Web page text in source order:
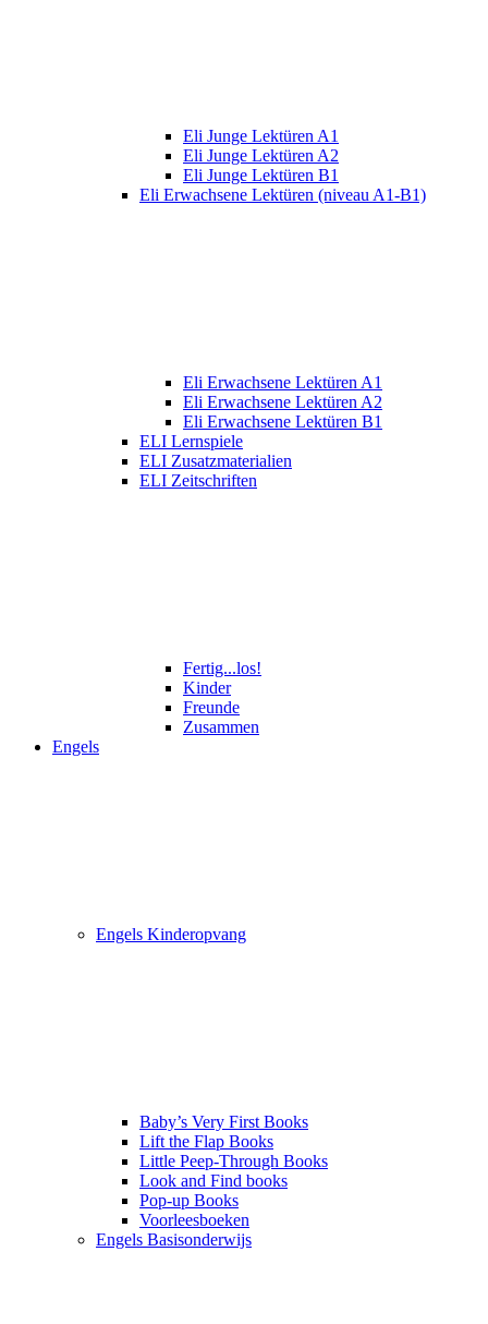
Eli Junge Lektüren A1
Eli Junge Lektüren A2
Eli Junge Lektüren B1
Eli Erwachsene Lektüren (niveau A1-B1)
Eli Erwachsene Lektüren A1
Eli Erwachsene Lektüren A2
Eli Erwachsene Lektüren B1
ELI Lernspiele
ELI Zusatzmaterialien
ELI Zeitschriften
Fertig...los!
Kinder
Freunde
Zusammen
Engels
Engels Kinderopvang
Baby’s Very First Books
Lift the Flap Books
Little Peep-Through Books
Look and Find books
Pop-up Books
Voorleesboeken
Engels Basisonderwijs